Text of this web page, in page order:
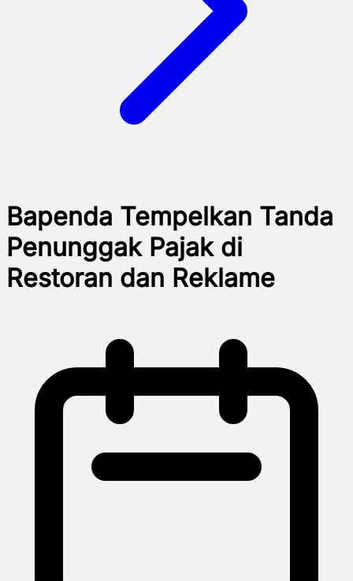
Bapenda Tempelkan Tanda
Penunggak Pajak di
Restoran dan Reklame